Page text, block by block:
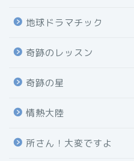
地球ドラマチック
奇跡のレッスン
奇跡の星
情熱大陸
所さん！大変ですよ